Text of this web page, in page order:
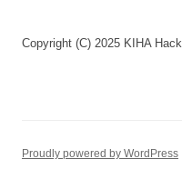
Copyright (C) 2025 KIHA
Proudly powered by WordPress